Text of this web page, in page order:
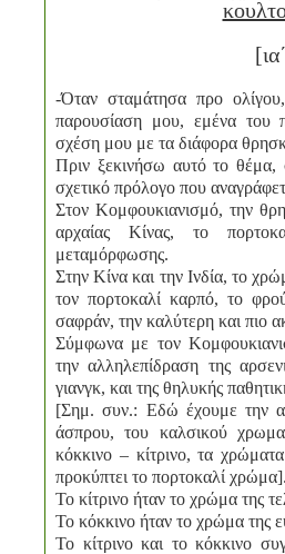
-Όταν σταμάτησα προ
παρουσίαση μου, εμένα του
σχέση μου με τα διάφορα
Πριν ξεκινήσω αυτό το θέμα,
σχετικό πρόλογο που
Στον Κομφουκιανισμό, την
αρχαίας Κίνας, το
μεταμόρφωσης.
Στην Κίνα και την Ινδία, το
τον πορτοκαλί καρπό, το
σαφράν, την καλύτερη και πιο
Σύμφωνα με τον
την αλληλεπίδραση της
γιανγκ, και της θηλυκής
[Σημ. συν.: Εδώ έχουμε την
άσπρου, του καλσικού
κόκκινο – κίτρινο, τα
προκύπτει το πορτοκαλί χρώμα].
Το κίτρινο ήταν το χρώμα της
Το κόκκινο ήταν το χρώμα της
Το κίτρινο και το κόκκινο